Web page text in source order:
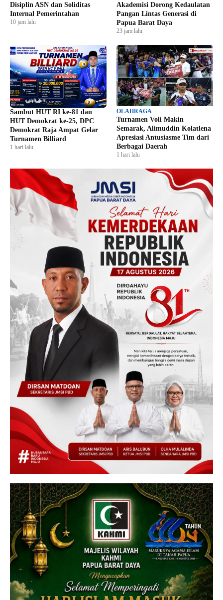
Disiplin ASN dan Soliditas
Internal Pemerintahan
10 jam lalu
Akademisi Dorong Kedaulatan
Pangan Lintas Generasi di
Papua Barat Daya
23 jam lalu
Sambut HUT RI ke-81 dan
HUT Demokrat ke-25, DPC
Demokrat Raja Ampat Gelar
Turnamen Billiard
1 hari lalu
OLAHRAGA
Turnamen Voli Makin
Semarak, Alimuddin Kolatlena
Apresiasi Antusiasme Tim dari
Berbagai Daerah
1 hari lalu